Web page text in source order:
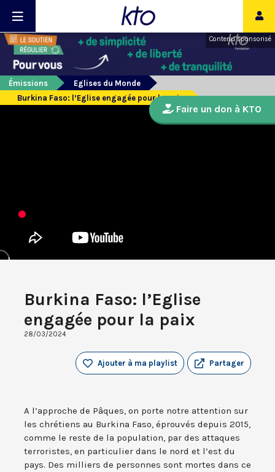
Contenu sponsorisé
Émissions
Eglises du Monde
Burkina Faso: l’Eglise engagée pour la paix
Burkina Faso: l’Eglise
engagée pour la paix
28/03/2024
Partager
Ajouter à ma playlist
A l’approche de Pâques, on porte notre attention sur
les chrétiens au Burkina Faso, éprouvés depuis 2015,
comme le reste de la population, par des attaques
terroristes, en particulier dans le nord et l’est du
pays. Des milliers de personnes sont mortes dans ce
Faire un don à KTO